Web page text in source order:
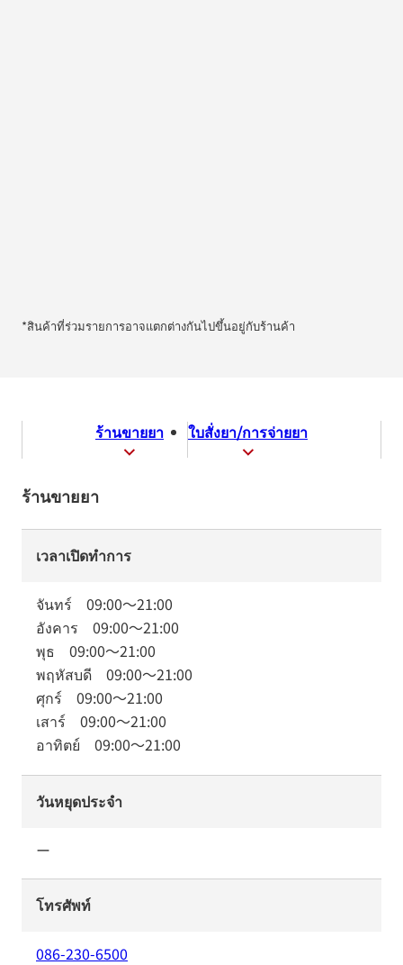
*สินค้าที่ร่วมรายการอาจแตกต่างกันไปขึ้นอยู่กับร้านค้า
ร้านขายยา ใบสั่งยา/การจ่ายยา
ร้านขายยา
เวลาเปิดทำการ
จันทร์ 09:00～21:00
อังคาร 09:00～21:00
พุธ 09:00～21:00
พฤหัสบดี 09:00～21:00
ศุกร์ 09:00～21:00
เสาร์ 09:00～21:00
อาทิตย์ 09:00～21:00
วันหยุดประจำ
ー
โทรศัพท์
086-230-6500